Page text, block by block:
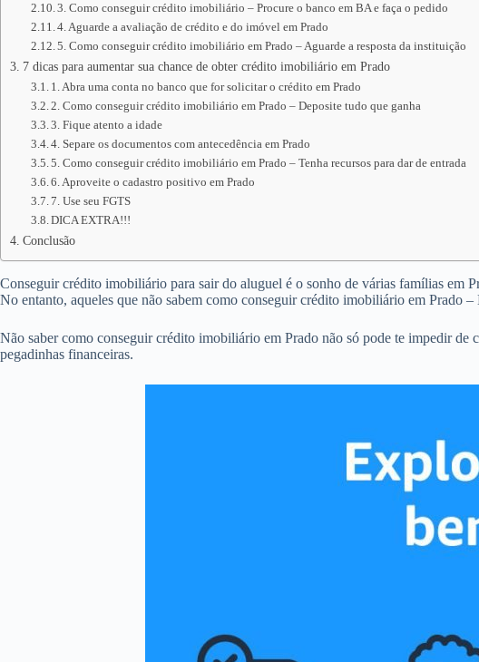
3. Como conseguir crédito imobiliário – Procure o banco em BA e faça o pedido
4. Aguarde a avaliação de crédito e do imóvel em Prado
5. Como conseguir crédito imobiliário em Prado – Aguarde a resposta da instituição
7 dicas para aumentar sua chance de obter crédito imobiliário em Prado
1. Abra uma conta no banco que for solicitar o crédito em Prado
2. Como conseguir crédito imobiliário em Prado – Deposite tudo que ganha
3. Fique atento a idade
4. Separe os documentos com antecedência em Prado
5. Como conseguir crédito imobiliário em Prado – Tenha recursos para dar de entrada
6. Aproveite o cadastro positivo em Prado
7. Use seu FGTS
DICA EXTRA!!!
Conclusão
Conseguir crédito imobiliário para sair do aluguel é o sonho de várias famílias em
No entanto, aqueles que não sabem como conseguir crédito imobiliário em Prado
Não saber como conseguir crédito imobiliário em Prado não só pode te impedir
pegadinhas financeiras.